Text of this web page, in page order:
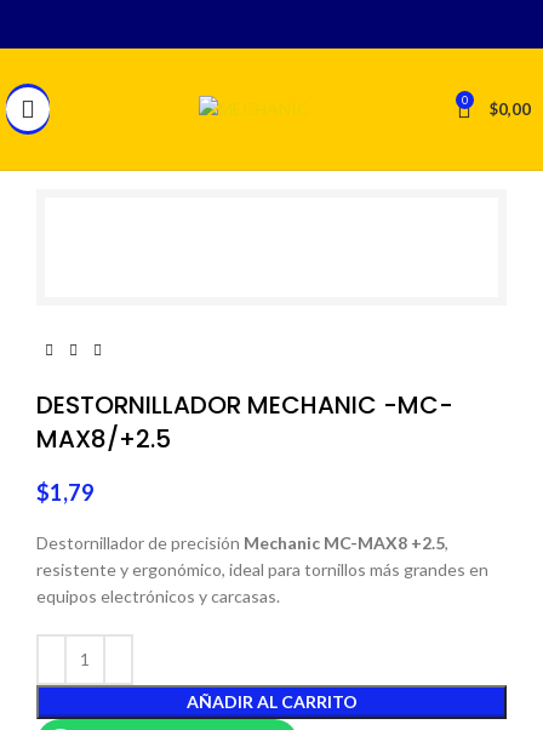
0 $0,00
DESTORNILLADOR MECHANIC -MC-
MAX8/+2.5
$1,79
Destornillador de precisión Mechanic MC-MAX8 +2.5,
resistente y ergonómico, ideal para tornillos más grandes en
equipos electrónicos y carcasas.
AÑADIR AL CARRITO